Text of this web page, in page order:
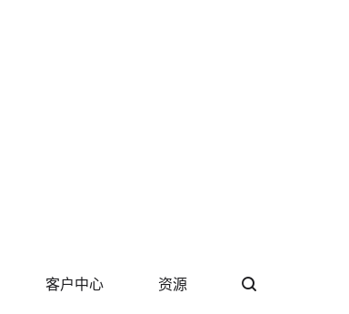
客户中心 资源